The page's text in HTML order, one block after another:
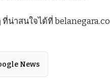
น่าสนใจได้ที่ belanegara.co
News